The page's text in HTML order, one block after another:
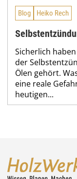
Blog Heiko Rech
Sicherlich
der
Ölen gehört.
eine reale
heutigen...